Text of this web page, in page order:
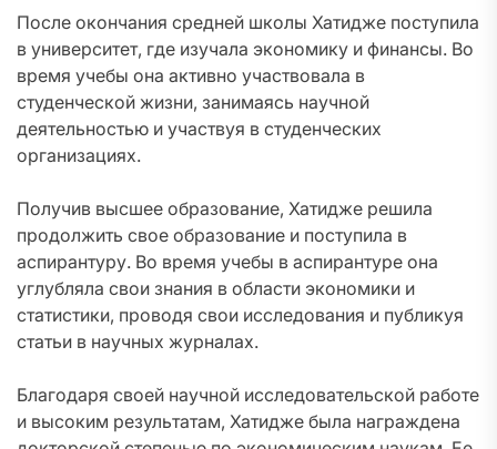
После окончания средней школы Хатидже поступила
в университет, где изучала экономику и финансы. Во
время учебы она активно участвовала в
студенческой жизни, занимаясь научной
деятельностью и участвуя в студенческих
организациях.
Получив высшее образование, Хатидже решила
продолжить свое образование и поступила в
аспирантуру. Во время учебы в аспирантуре она
углубляла свои знания в области экономики и
статистики, проводя свои исследования и публикуя
статьи в научных журналах.
Благодаря своей научной исследовательской работе
и высоким результатам, Хатидже была награждена